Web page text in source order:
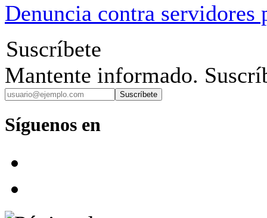
Denuncia contra servidores
Suscríbete
Mantente informado.
Suscríbete
Síguenos en